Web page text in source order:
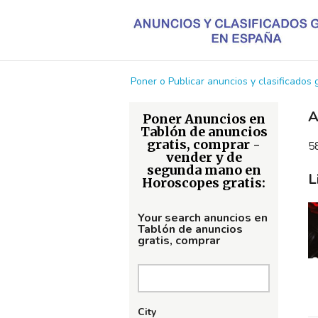
Poner o Publicar anuncios y clasificados
Poner Anuncios en
Tablón de anuncios
gratis, comprar -
vender y de
segunda mano en
Horoscopes gratis:
Your search anuncios en
Tablón de anuncios
gratis, comprar
City